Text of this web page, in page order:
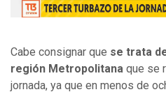
Cabe consignar que se trata
región Metropolitana que se
jornada, ya que en menos de